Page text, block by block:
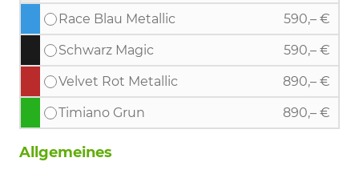
Race Blau Metallic 590,– €
Schwarz Magic 590,– €
Velvet Rot Metallic 890,– €
Timiano Grun 890,– €
Allgemeines